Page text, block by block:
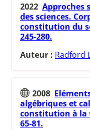
2022 Approches
des sciences.
constitution du
245-280.
Auteur : Radford
2008
algébriques et
constitution à la
65-81.